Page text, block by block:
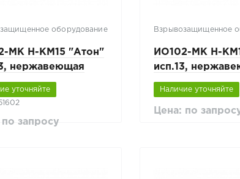
оборудование
МК Н-КМ15 "Атон"
нержавеющая
уточняйте
по запросу
Взрывозащищенное
ИО102-МК Н-
исп.13,
сталь
Наличие уточняйте
Цена: по